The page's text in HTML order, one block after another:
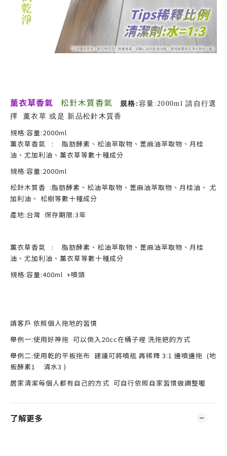
薰衣草香氣 松針木質香氣 規格 :容量 :2000ml 請自行選
擇 薰衣草 或是 新品松針木質香
規格:容量:2000ml
薰衣草香氣 :
脂肪酵素、松油萃取物、蓖麻油萃取物、月桂
油、尤加利油、薰衣草等數十種成分
規格:容量:2000ml
松針木質香 :脂肪酵素、松油萃取物、蓖麻油萃取物、月桂油、 尤
加利油、 松樹等數十種成分
產地:台灣 保存期限:3年
薰衣草香氣 :
脂肪酵素、松油萃取物、蓖麻油萃取物、月桂
油、尤加利油、薰衣草等數十種成分
規格:容量:400ml +噴頭
請客戶 依照個人拖地的習慣
舉例一:使用好神拖 可以倒入20cc在桶子裡 洗拖把的方式
舉例二:使用乾的平板拖布 建議可將噴瓶 再稀釋 3:1 邊噴邊拖 (地
板酵素1 清水3 )
居家清潔每個人都有自己的方式 可自行依照自家習慣做調整喔
了解更多